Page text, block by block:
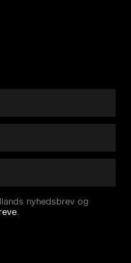
nyhedsbrev og
.